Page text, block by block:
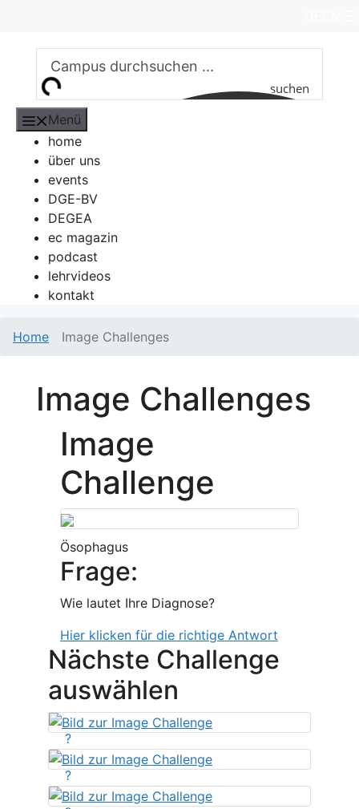
springen
suchen
Menü
home
über uns
events
DGE-BV
DEGEA
ec magazin
podcast
lehrvideos
kontakt
Home Image Challenges
Image Challenges
Image
Challenge
Ösophagus
Frage:
Wie lautet Ihre Diagnose?
Hier klicken für die richtige Antwort
Nächste Challenge
auswählen
?
?